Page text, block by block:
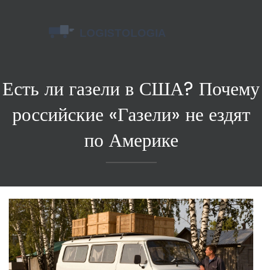
Есть ли газели в США? Почему
российские «Газели» не ездят
по Америке